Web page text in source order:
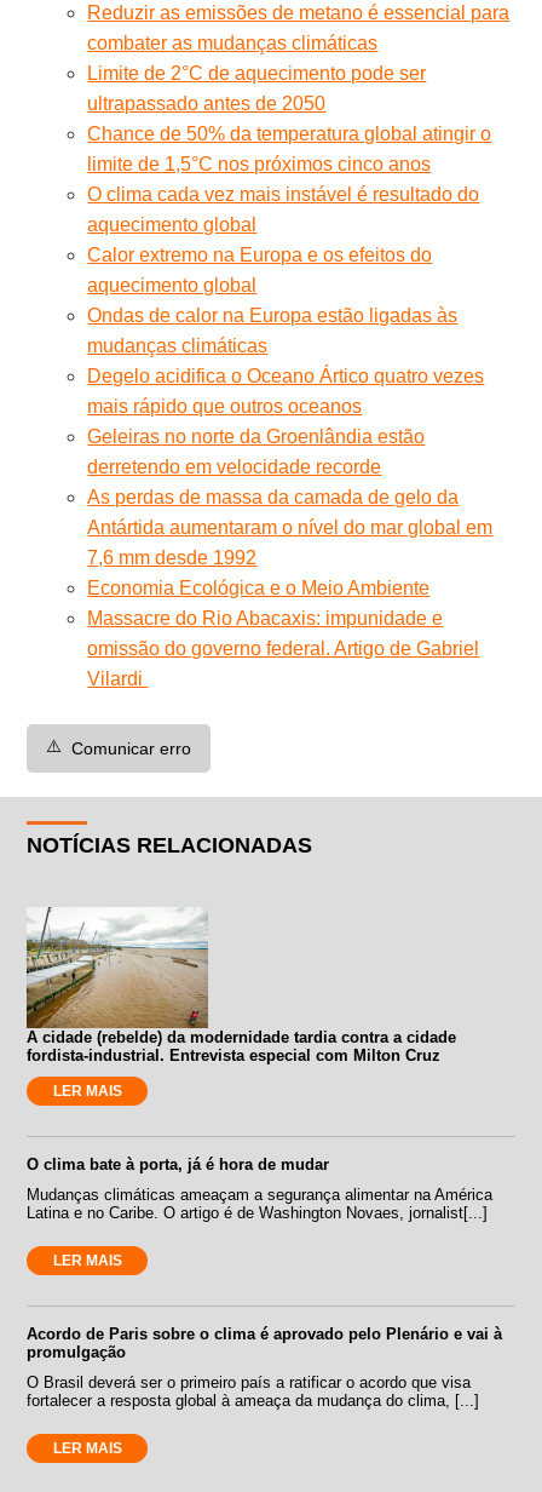
Reduzir as emissões de metano é essencial para
combater as mudanças climáticas
Limite de 2°C de aquecimento pode ser
ultrapassado antes de 2050
Chance de 50% da temperatura global atingir o
limite de 1,5°C nos próximos cinco anos
O clima cada vez mais instável é resultado do
aquecimento global
Calor extremo na Europa e os efeitos do
aquecimento global
Ondas de calor na Europa estão ligadas às
mudanças climáticas
Degelo acidifica o Oceano Ártico quatro vezes
mais rápido que outros oceanos
Geleiras no norte da Groenlândia estão
derretendo em velocidade recorde
As perdas de massa da camada de gelo da
Antártida aumentaram o nível do mar global em
7,6 mm desde 1992
Economia Ecológica e o Meio Ambiente
Massacre do Rio Abacaxis: impunidade e
omissão do governo federal. Artigo de Gabriel
Vilardi
⚠️ Comunicar erro
NOTÍCIAS RELACIONADAS
A cidade (rebelde) da modernidade tardia contra a cidade
fordista-industrial. Entrevista especial com Milton Cruz
LER MAIS
O clima bate à porta, já é hora de mudar
Mudanças climáticas ameaçam a segurança alimentar na América
Latina e no Caribe. O artigo é de Washington Novaes, jornalist[...]
LER MAIS
Acordo de Paris sobre o clima é aprovado pelo Plenário e vai à
promulgação
O Brasil deverá ser o primeiro país a ratificar o acordo que visa
fortalecer a resposta global à ameaça da mudança do clima, [...]
LER MAIS